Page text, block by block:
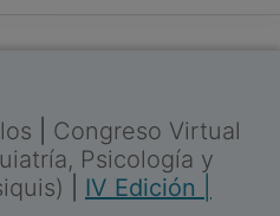
Congreso Virtual
Psicología y
IV Edición |